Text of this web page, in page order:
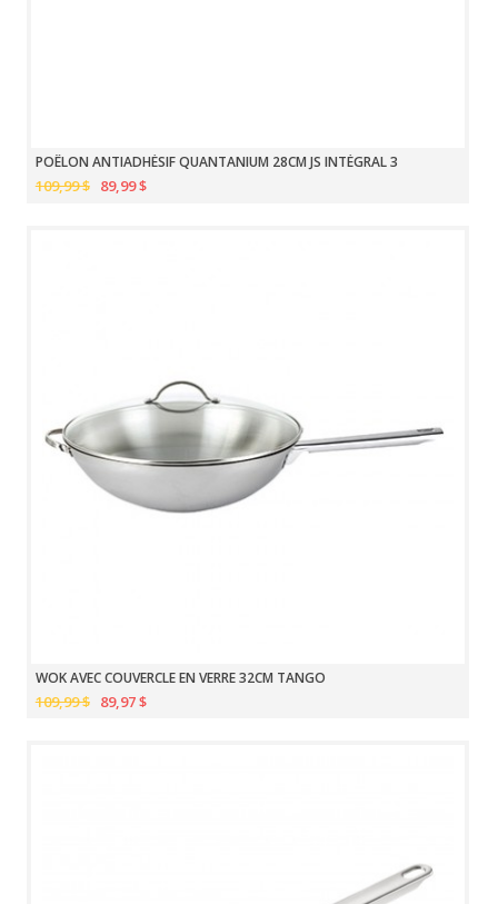
POÊLON ANTIADHÉSIF QUANTANIUM 28CM JS INTÉGRAL 3
109,99 $ 89,99 $
WOK AVEC COUVERCLE EN VERRE 32CM TANGO
109,99 $ 89,97 $